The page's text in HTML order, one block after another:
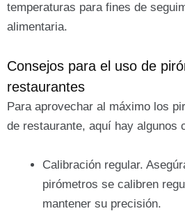
temperaturas para fines de
alimentaria.
Consejos para el uso de
restaurantes
Para aprovechar al máximo los
de restaurante, aquí hay algunos
Calibración regular.
pirómetros se calibren
mantener su precisión.